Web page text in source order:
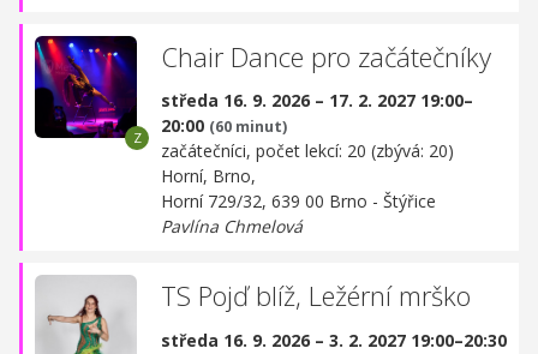
Chair Dance pro začátečníky
středa 16. 9. 2026 – 17. 2. 2027 19:00–
20:00 (60 minut)
začátečníci, počet lekcí: 20 (zbývá: 20)
Horní, Brno,
Horní 729/32, 639 00 Brno - Štýřice
Pavlína Chmelová
TS Pojď blíž, Ležérní mrško
středa 16. 9. 2026 – 3. 2. 2027 19:00–20:30